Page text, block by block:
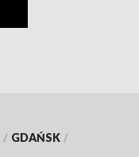
/ GDAŃSK /